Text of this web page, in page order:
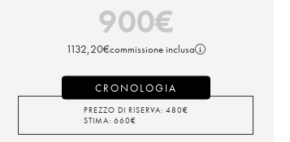
900€
1132,20€commissione inclusa
CRONOLOGIA
PREZZO DI RISERVA: 480€
STIMA: 660€